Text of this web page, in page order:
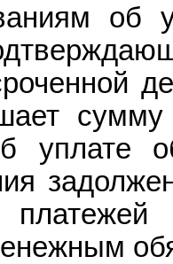
об
сумму
уплате